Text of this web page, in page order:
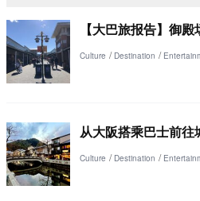
【大巴旅报告】御
Culture Destination
从大阪搭乘巴士前往
Culture Destination